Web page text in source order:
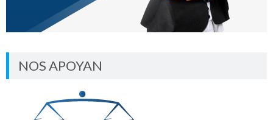
NOS APOYAN